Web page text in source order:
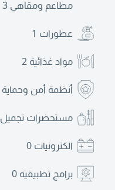
مطاعم ومقاهي 3
عطورات 1
مواد غذائية 2
أنظمة أمن وحماية
مستحضرات تجميل
الكترونيات 0
برامج تطبيقية 0